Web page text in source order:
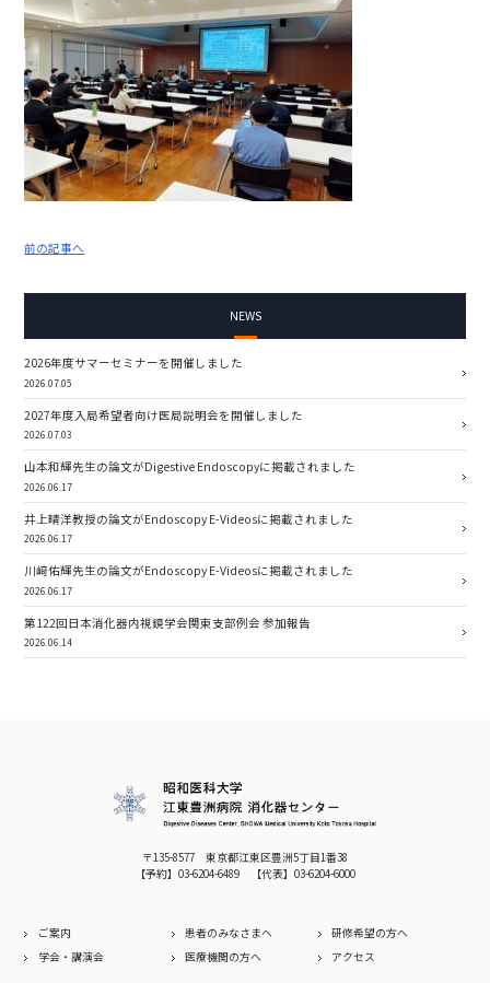
前の記事へ
NEWS
2026年度サマーセミナーを開催しました
2026.07.05
2027年度入局希望者向け医局説明会を開催しました
2026.07.03
山本和輝先生の論文がDigestive Endoscopyに掲載されました
2026.06.17
井上晴洋教授の論文がEndoscopy E-Videosに掲載されました
2026.06.17
川﨑佑輝先生の論文がEndoscopy E-Videosに掲載されました
2026.06.17
第122回日本消化器内視鏡学会関東支部例会 参加報告
2026.06.14
〒135-8577 東京都江東区豊洲5丁目1番38
【予約】 03-6204-6489 【代表】 03-6204-6000
ご案内 患者のみなさまへ
研修希望の方へ
学会・講演会
医療機関の方へ アクセス